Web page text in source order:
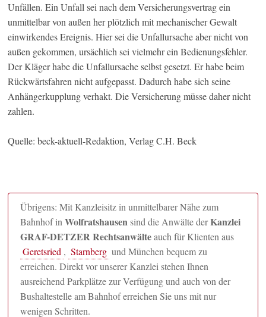
Unfällen. Ein Unfall sei nach dem Versicherungsvertrag ein
unmittelbar von außen her plötzlich mit mechanischer Gewalt
einwirkendes Ereignis. Hier sei die Unfallursache aber nicht von
außen gekommen, ursächlich sei vielmehr ein Bedienungsfehler.
Der Kläger habe die Unfallursache selbst gesetzt. Er habe beim
Rückwärtsfahren nicht aufgepasst. Dadurch habe sich seine
Anhängerkupplung verhakt. Die Versicherung müsse daher nicht
zahlen.
Quelle: beck-aktuell-Redaktion, Verlag C.H. Beck
Übrigens: Mit Kanzleisitz in unmittelbarer Nähe zum
Bahnhof inWolfratshausensind die Anwälte derKanzlei
GRAF-DETZER Rechtsanwälteauch für Klienten aus
Geretsried , Starnberg und München bequem zu
erreichen. Direkt vor unserer Kanzlei stehen Ihnen
ausreichend Parkplätze zur Verfügung und auch von der
Bushaltestelle am Bahnhof erreichen Sie uns mit nur
wenigen Schritten.